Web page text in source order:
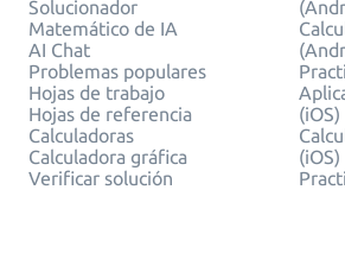
Solucionador
Matemático de IA
AI Chat
Problemas populares
Hojas de trabajo
Hojas de referencia
Calculadoras
Calculadora gráfica
Verificar solución
(iOS)
(iOS)